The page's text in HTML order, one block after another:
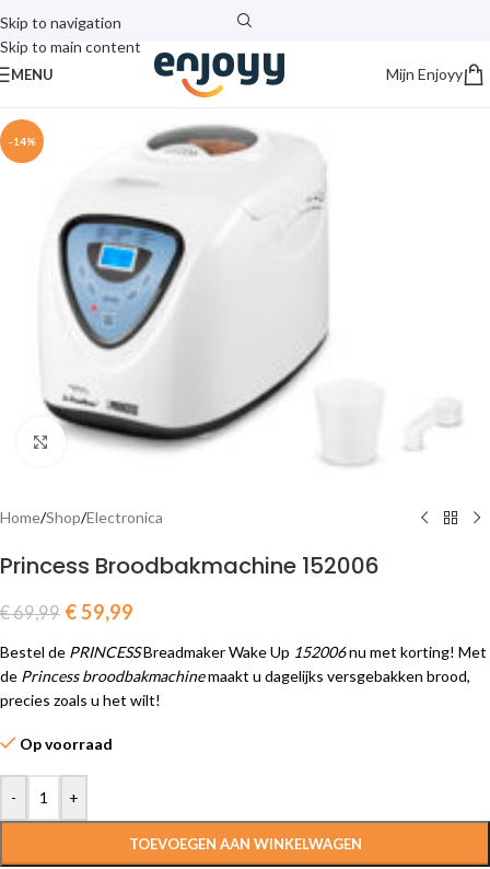
Skip to navigation
Skip to main content
MENU Mijn Enjoyy
-14%
Click to enlarge
Home/Shop/Electronica
Princess Broodbakmachine 152006
€69,99 €59,99
Bestel de PRINCESSBreadmaker Wake Up 152006nu met korting! Met
de Princess broodbakmachinemaakt u dagelijks versgebakken brood,
precies zoals u het wilt!
Op voorraad
- +
TOEVOEGEN AAN WINKELWAGEN